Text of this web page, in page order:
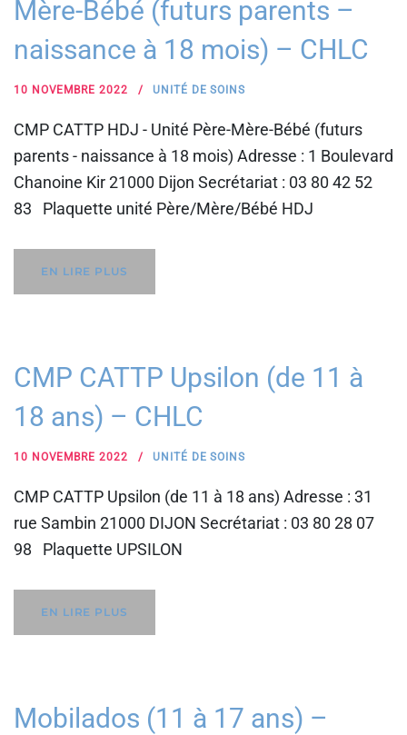
Mère-Bébé (futurs parents –
naissance à 18 mois) – CHLC
10 NOVEMBRE 2022 UNITÉ DE SOINS
CMP CATTP HDJ - Unité Père-Mère-Bébé (futurs
parents - naissance à 18 mois) Adresse : 1 Boulevard
Chanoine Kir 21000 Dijon Secrétariat : 03 80 42 52
83 Plaquette unité Père/Mère/Bébé HDJ
EN LIRE PLUS
CMP CATTP Upsilon (de 11 à
18 ans) – CHLC
10 NOVEMBRE 2022 UNITÉ DE SOINS
CMP CATTP Upsilon (de 11 à 18 ans) Adresse : 31
rue Sambin 21000 DIJON Secrétariat : 03 80 28 07
98 Plaquette UPSILON
EN LIRE PLUS
Mobilados (11 à 17 ans) –